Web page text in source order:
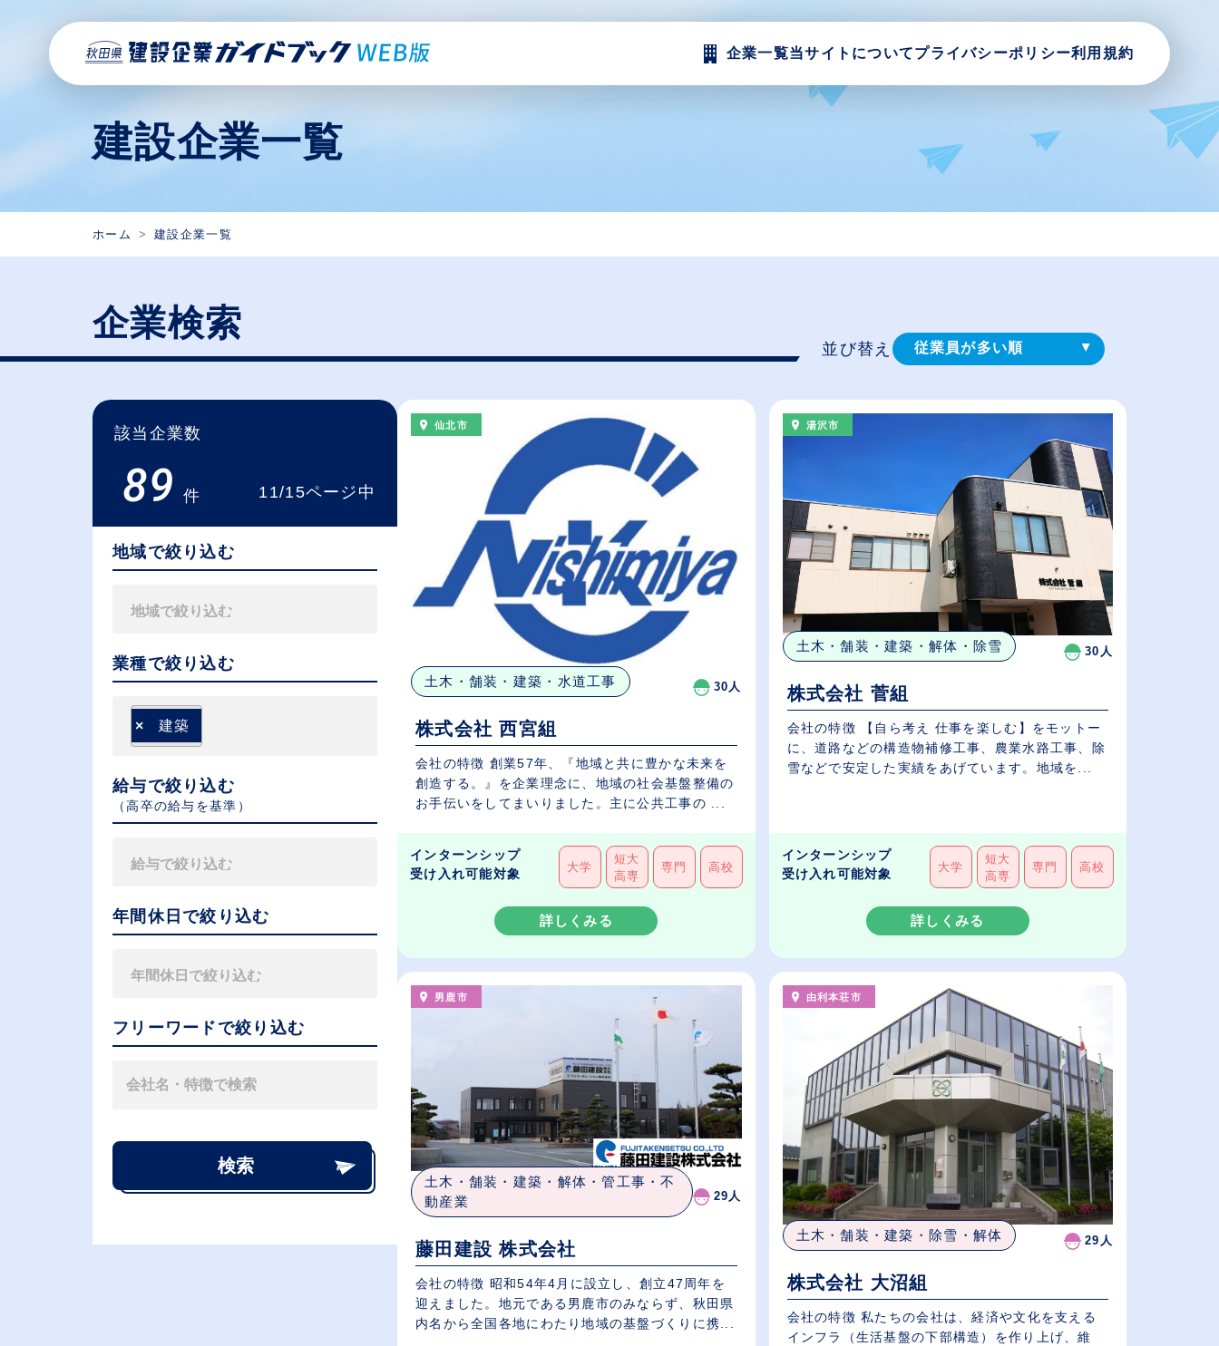
企業一覧当サイトについてプライバシーポリシー利用規約
建設企業一覧
ホーム 建設企業一覧
企業検索
該当企業数
89 件 11/15ページ中
地域で絞り込む
業種で絞り込む
× 建築
給与で絞り込む
（⾼卒の給与を基準）
年間休日で絞り込む
フリーワードで絞り込む
検索
並び替え 従業員が多い順
（⾼卒の給与を基準）
休日数が多い順
仙北市
土木・舗装・建築・水道工事 30人
株式会社 西宮組
会社の特徴 創業57年、『地域と共に豊かな未来を
創造する。』を企業理念に、地域の社会基盤整備の
お手伝いをしてまいりました。主に公共工事の ...
インターンシップ
受け入れ可能対象
大学
短大
高専
専門 高校
詳しくみる
湯沢市
土木・舗装・建築・解体・除雪 30人
株式会社 菅組
会社の特徴 【自ら考え 仕事を楽しむ】をモットー
に、道路などの構造物補修工事、農業水路工事、除
雪などで安定した実績をあげています。地域を...
インターンシップ
受け入れ可能対象
大学
短大
高専
専門 高校
詳しくみる
男鹿市
土木・舗装・建築・解体・管工事・不
動産業
29人
藤田建設 株式会社
会社の特徴 昭和54年4月に設立し、創立47周年を
迎えました。地元である男鹿市のみならず、秋田県
内名から全国各地にわたり地域の基盤づくりに携...
由利本荘市
土木・舗装・建築・除雪・解体 29人
株式会社 大沼組
会社の特徴 私たちの会社は、経済や文化を支える
インフラ（生活基盤の下部構造）を作り上げ、維